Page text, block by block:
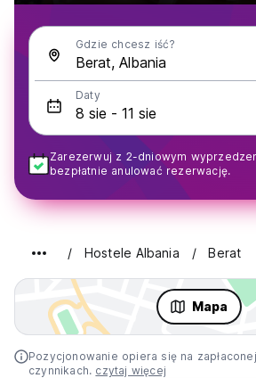
Gdzie chcesz iść?
Daty
Zarezerwuj z 2-dniowym
bezpłatnie anulować rezerwację.
Hostele Albania Berat
Mapa
Pozycjonowanie opiera się na
czynnikach. czytaj więcej